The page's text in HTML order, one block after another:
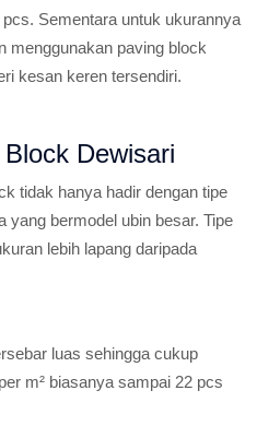
Sementara untuk ukurannya
menggunakan paving block
kesan keren tersendiri.
Dewisari
tidak hanya hadir dengan tipe
yang bermodel ubin besar. Tipe
lebih lapang daripada
luas sehingga cukup
m² biasanya sampai 22 pcs